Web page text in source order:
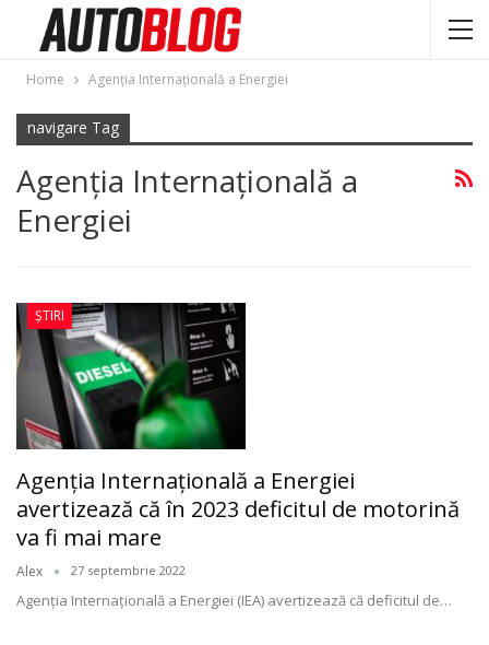
Home Agenţia Internațională a Energiei
navigare Tag
Agenţia Internațională a
Energiei
ȘTIRI
Agenţia Internațională a Energiei
avertizează că în 2023 deficitul de motorină
va fi mai mare
Alex 27 septembrie 2022
Agenţia Internaţională a Energiei (IEA) avertizează că deficitul de…